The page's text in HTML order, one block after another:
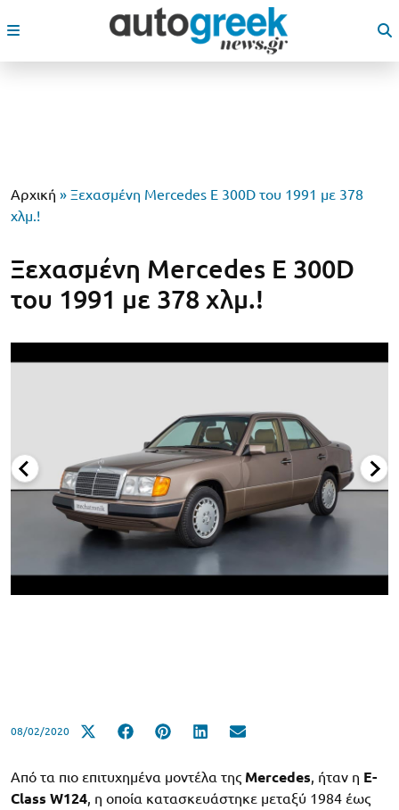
Αρχική » Ξεχασμένη Mercedes E 300D του 1991 με 378
χλμ.!
Ξεχασμένη Mercedes E 300D
του 1991 με 378 χλμ.!
08/02/2020
Από τα πιο επιτυχημένα μοντέλα της Mercedes, ήταν η E-
Class W124, η οποία κατασκευάστηκε μεταξύ 1984 έως